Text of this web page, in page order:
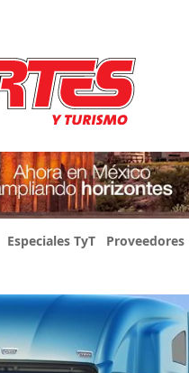
Especiales TyT Proveedores